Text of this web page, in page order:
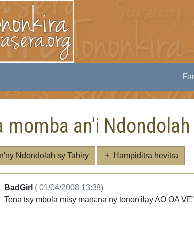
momba an'i
Ndondolah sy Tahiry Hampiditra hevitra
BadGirl ( 01/04/2008 13:38)
Tena tsy mbola misy manana ny tonon'ilay AO OA